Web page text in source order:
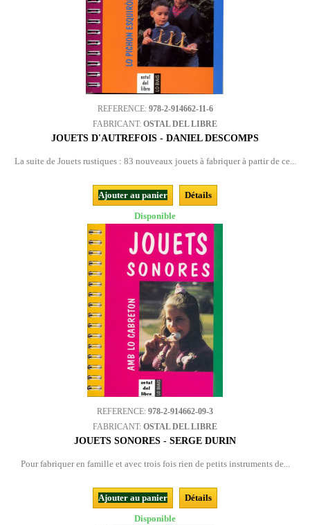
REFERENCE: 978-2-914662-11-6
FABRICANT: OSTAL DEL LIBRE
JOUETS D'AUTREFOIS - DANIEL DESCOMPS
La suite de Jouets rustiques : 83 nouveaux jouets à fabriquer à partir de ce...
Ajouter au panier
Détails
Disponible
REFERENCE: 978-2-914662-09-3
FABRICANT: OSTAL DEL LIBRE
JOUETS SONORES - SERGE DURIN
Pour fabriquer en famille et avec trois fois rien de petits instruments de...
Ajouter au panier
Détails
Disponible